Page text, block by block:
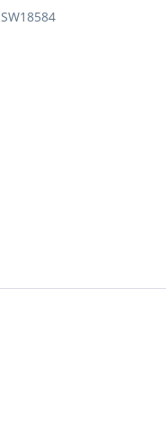
SW18584